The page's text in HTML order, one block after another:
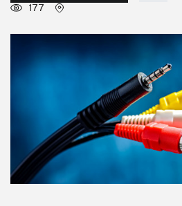
Kontakt
Newsletter
Magazyny
Archiwum
Do pobrania
177